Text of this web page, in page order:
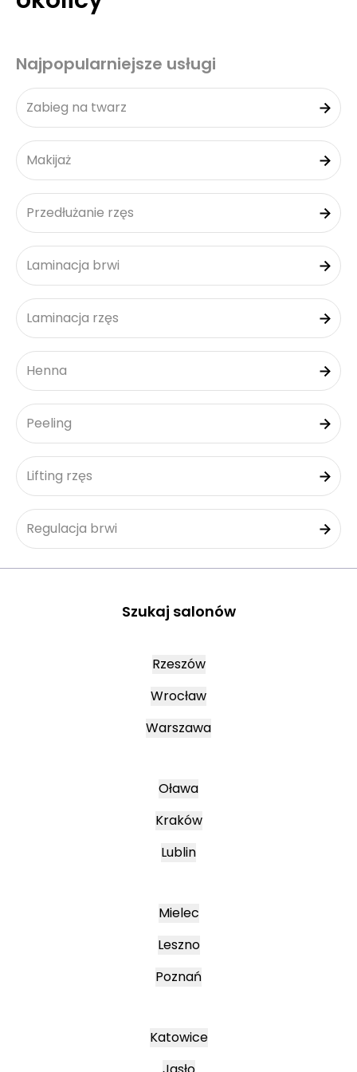
Najpopularniejsze usługi
Zabieg na twarz
Makijaż
Przedłużanie rzęs
Laminacja brwi
Laminacja rzęs
Henna
Peeling
Lifting rzęs
Regulacja brwi
Szukaj salonów
Rzeszów
Wrocław
Warszawa
Oława
Kraków
Lublin
Mielec
Leszno
Poznań
Katowice